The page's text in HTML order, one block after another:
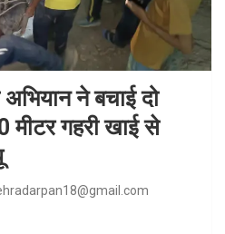
ने बचाई दो
मीटर गहरी खाई से